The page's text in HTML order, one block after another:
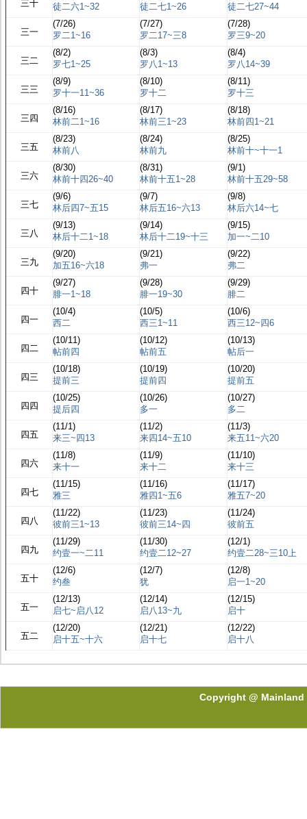
三十
徒二六1~32
徒二七1~26
徒二七27~44
三一
(7/26)
罗二1~16
(7/27)
罗二17~三8
(7/28)
罗三9~20
三二
(8/2)
罗七1~25
(8/3)
罗八1~13
(8/4)
罗八14~39
三三
(8/9)
罗十一11~36
(8/10)
罗十二
(8/11)
罗十三
三四
(8/16)
林前二1~16
(8/17)
林前三1~23
(8/18)
林前四1~21
三五
(8/23)
林前八
(8/24)
林前九
(8/25)
林前十~十一1
三六
(8/30)
林前十四26~40
(8/31)
林前十五1~28
(9/1)
林前十五29~58
三七
(9/6)
林后四7~五15
(9/7)
林后五16~六13
(9/8)
林后六14~七
三八
(9/13)
林后十二1~18
(9/14)
林后十二19~十三
(9/15)
加一~二10
三九
(9/20)
加五16~六18
(9/21)
弗一
(9/22)
弗二
四十
(9/27)
腓一1~18
(9/28)
腓一19~30
(9/29)
腓二
四一
(10/4)
西二
(10/5)
西三1~11
(10/6)
西三12~四6
四二
(10/11)
帖前四
(10/12)
帖前五
(10/13)
帖后一
四三
(10/18)
提前三
(10/19)
提前四
(10/20)
提前五
四四
(10/25)
提后四
(10/26)
多一
(10/27)
多二
四五
(11/1)
来三~四13
(11/2)
来四14~五10
(11/3)
来五11~六20
四六
(11/8)
来十一
(11/9)
来十二
(11/10)
来十三
四七
(11/15)
雅三
(11/16)
雅四1~五6
(11/17)
雅五7~20
四八
(11/22)
彼前三1~13
(11/23)
彼前三14~四
(11/24)
彼前五
四九
(11/29)
约壹一~二11
(11/30)
约壹二12~27
(12/1)
约壹二28~三10上
五十
(12/6)
约叁
(12/7)
犹
(12/8)
启一1~20
五一
(12/13)
启七~启八12
(12/14)
启八13~九
(12/15)
启十
五二
(12/20)
启十五~十六
(12/21)
启十七
(12/22)
启十八
Copyright @